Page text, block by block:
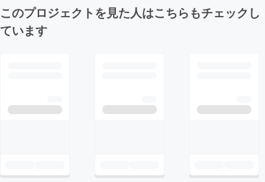
このプロジェクトを見た人はこちらもチェックし
ています